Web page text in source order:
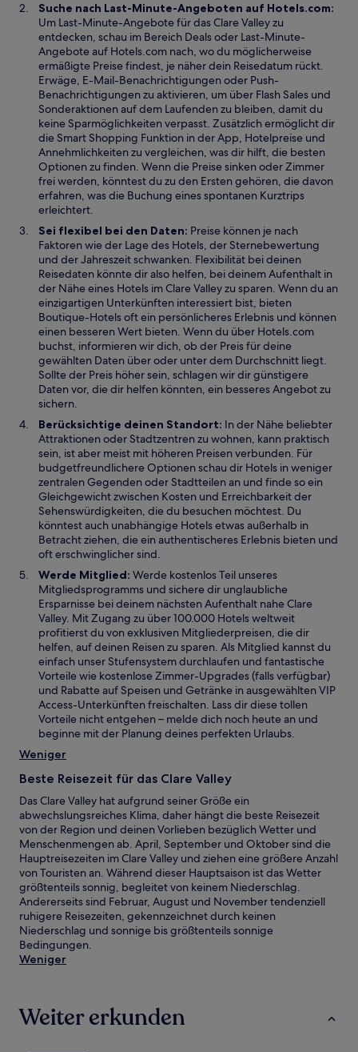
f
n
e
t
Suche nach Last-Minute-Angeboten auf Hotels.com:
Um Last-Minute-Angebote für das Clare Valley zu
entdecken, schau im Bereich Deals oder Last-Minute-
Angebote auf Hotels.com nach, wo du möglicherweise
ermäßigte Preise findest, je näher dein Reisedatum rückt.
Erwäge, E-Mail-Benachrichtigungen oder Push-
Benachrichtigungen zu aktivieren, um über Flash Sales und
Sonderaktionen auf dem Laufenden zu bleiben, damit du
keine Sparmöglichkeiten verpasst. Zusätzlich ermöglicht dir
die Smart Shopping Funktion in der App, Hotelpreise und
Annehmlichkeiten zu vergleichen, was dir hilft, die besten
Optionen zu finden. Wenn die Preise sinken oder Zimmer
frei werden, könntest du zu den Ersten gehören, die davon
erfahren, was die Buchung eines spontanen Kurztrips
erleichtert.
Sei flexibel bei den Daten: Preise können je nach
Faktoren wie der Lage des Hotels, der Sternebewertung
und der Jahreszeit schwanken. Flexibilität bei deinen
Reisedaten könnte dir also helfen, bei deinem Aufenthalt in
der Nähe eines Hotels im Clare Valley zu sparen. Wenn du an
einzigartigen Unterkünften interessiert bist, bieten
Boutique-Hotels oft ein persönlicheres Erlebnis und können
einen besseren Wert bieten. Wenn du über Hotels.com
buchst, informieren wir dich, ob der Preis für deine
gewählten Daten über oder unter dem Durchschnitt liegt.
Sollte der Preis höher sein, schlagen wir dir günstigere
Daten vor, die dir helfen könnten, ein besseres Angebot zu
sichern.
Berücksichtige deinen Standort: In der Nähe beliebter
Attraktionen oder Stadtzentren zu wohnen, kann praktisch
sein, ist aber meist mit höheren Preisen verbunden. Für
budgetfreundlichere Optionen schau dir Hotels in weniger
zentralen Gegenden oder Stadtteilen an und finde so ein
Gleichgewicht zwischen Kosten und Erreichbarkeit der
Sehenswürdigkeiten, die du besuchen möchtest. Du
könntest auch unabhängige Hotels etwas außerhalb in
Betracht ziehen, die ein authentischeres Erlebnis bieten und
oft erschwinglicher sind.
Werde Mitglied: Werde kostenlos Teil unseres
Mitgliedsprogramms und sichere dir unglaubliche
Ersparnisse bei deinem nächsten Aufenthalt nahe Clare
Valley. Mit Zugang zu über 100.000 Hotels weltweit
profitierst du von exklusiven Mitgliederpreisen, die dir
helfen, auf deinen Reisen zu sparen. Als Mitglied kannst du
einfach unser Stufensystem durchlaufen und fantastische
Vorteile wie kostenlose Zimmer-Upgrades (falls verfügbar)
und Rabatte auf Speisen und Getränke in ausgewählten VIP
Access-Unterkünften freischalten. Lass dir diese tollen
Vorteile nicht entgehen – melde dich noch heute an und
beginne mit der Planung deines perfekten Urlaubs.
Weniger
Beste Reisezeit für das Clare Valley
Das Clare Valley hat aufgrund seiner Größe ein
abwechslungsreiches Klima, daher hängt die beste Reisezeit
von der Region und deinen Vorlieben bezüglich Wetter und
Menschenmengen ab. April, September und Oktober sind die
Hauptreisezeiten im Clare Valley und ziehen eine größere Anzahl
von Touristen an. Während dieser Hauptsaison ist das Wetter
größtenteils sonnig, begleitet von keinem Niederschlag.
Andererseits sind Februar, August und November tendenziell
ruhigere Reisezeiten, gekennzeichnet durch keinen
Niederschlag und sonnige bis größtenteils sonnige
Bedingungen.
Weniger
Weiter erkunden